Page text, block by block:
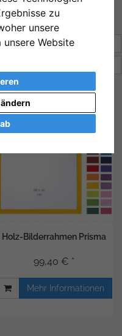
zu
unsere
Website
Filter zurücksetzen
Sortierung:Preis
Holz-Bilderrahmen Prisma
99,40 € *
Mehr Informationen